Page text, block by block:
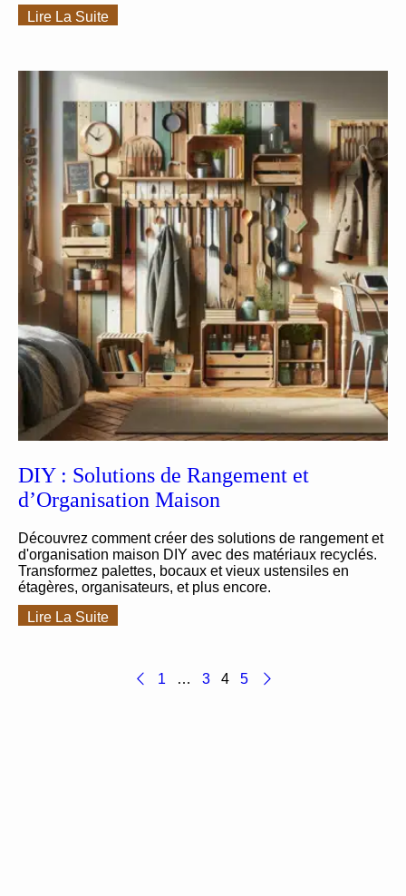
Lire La Suite
DIY : Solutions de Rangement et
d’Organisation Maison
Découvrez comment créer des solutions de rangement et
d'organisation maison DIY avec des matériaux recyclés.
Transformez palettes, bocaux et vieux ustensiles en
étagères, organisateurs, et plus encore.
Lire La Suite
1 … 3 4 5